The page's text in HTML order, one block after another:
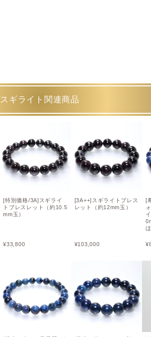
スギライト関連商品
[特別価格/3A]スギライ
トブレスレット（約10.5
mm玉）
¥33,800
[3A++]スギライトブレス
レット（約12mm玉）
¥103,000
[
¥